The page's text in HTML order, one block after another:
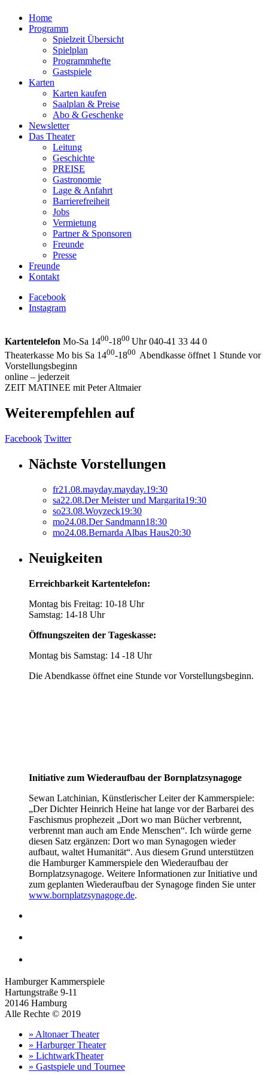
Home
Programm
Spielzeit Übersicht
Spielplan
Programmhefte
Gastspiele
Karten
Karten kaufen
Saalplan & Preise
Abo & Geschenke
Newsletter
Das Theater
Leitung
Geschichte
PREISE
Gastronomie
Lage & Anfahrt
Barrierefreiheit
Jobs
Vermietung
Partner & Sponsoren
Freunde
Presse
Freunde
Kontakt
Facebook
Instagram
Kartentelefon Mo-Sa 1400-1800 Uhr 040-41 33 44 0
Theaterkasse Mo bis Sa 1400-1800 Abendkasse öffnet 1 Stunde vor
Vorstellungsbeginn
online – jederzeit
ZEIT MATINEE mit Peter Altmaier
Weiterempfehlen auf
Facebook Twitter
Nächste Vorstellungen
fr21.08.mayday.mayday.19:30
sa22.08.Der Meister und Margarita19:30
so23.08.Woyzeck19:30
mo24.08.Der Sandmann18:30
mo24.08.Bernarda Albas Haus20:30
Neuigkeiten
Erreichbarkeit Kartentelefon:
Montag bis Freitag: 10-18 Uhr
Samstag: 14-18 Uhr
Öffnungszeiten der Tageskasse:
Montag bis Samstag: 14 -18 Uhr
Die Abendkasse öffnet eine Stunde vor Vorstellungsbeginn.
Initiative zum Wiederaufbau der Bornplatzsynagoge
Sewan Latchinian, Künstlerischer Leiter der Kammerspiele:
„Der Dichter Heinrich Heine hat lange vor der Barbarei des
Faschismus prophezeit „Dort wo man Bücher verbrennt,
verbrennt man auch am Ende Menschen“. Ich würde gerne
diesen Satz ergänzen: Dort wo man Synagogen wieder
aufbaut, waltet Humanität“. Aus diesem Grund unterstützen
die Hamburger Kammerspiele den Wiederaufbau der
Bornplatzsynagoge. Weitere Informationen zur Initiative und
zum geplanten Wiederaufbau der Synagoge finden Sie unter
www.bornplatzsynagoge.de.
Hamburger Kammerspiele
Hartungstraße 9-11
20146 Hamburg
Alle Rechte © 2019
» Altonaer Theater
» Harburger Theater
» LichtwarkTheater
» Gastspiele und Tournee